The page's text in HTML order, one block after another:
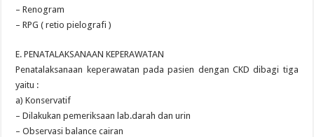
– Renogram
– RPG ( retio pielografi )
E. PENATALAKSANAAN KEPERAWATAN
Penatalaksanaan keperawatan pada pasien dengan CKD dibagi tiga
yaitu :
a) Konservatif
– Dilakukan pemeriksaan lab.darah dan urin
– Observasi balance cairan